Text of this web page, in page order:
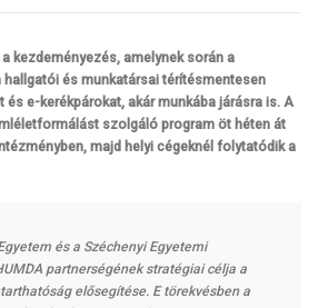
kezdeményezés, amelynek során a
hallgatói és munkatársai térítésmentesen
és e-kerékpárokat, akár munkába járásra is. A
szolgáló program öt héten át
majd helyi cégeknél folytatódik a
és a Széchenyi Egyetemi
partnerségének stratégiai célja a
elősegítése. E törekvésben a